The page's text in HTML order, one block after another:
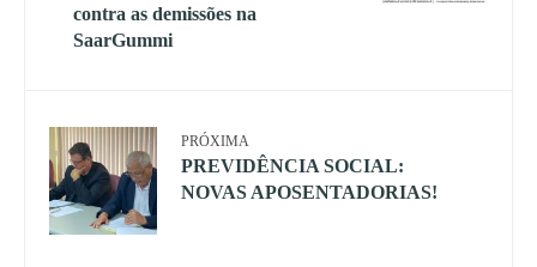
contra as demissões na
SaarGummi
PRÓXIMA
PREVIDÊNCIA SOCIAL:
NOVAS APOSENTADORIAS!